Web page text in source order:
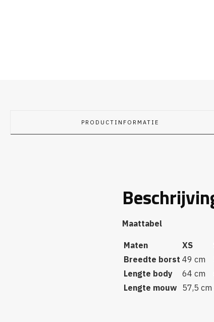
PRODUCTINFORMATIE
Maattabel
Maten XS
Breedte borst 49 cm
Lengte body
64 cm
Lengte mouw 57,5 cm